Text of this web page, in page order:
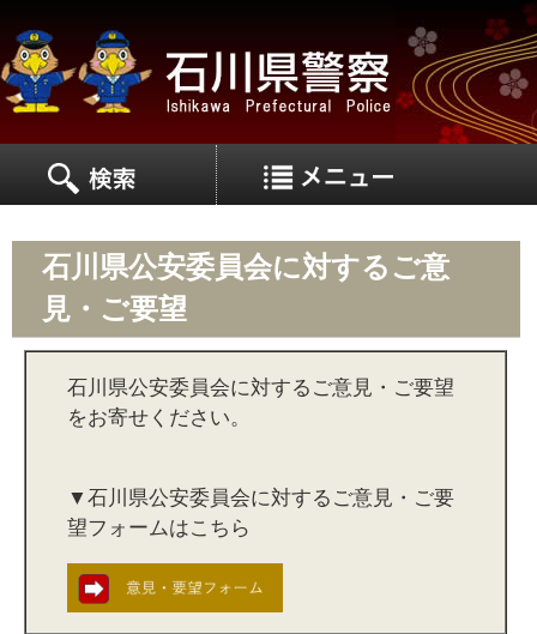
石川県公安委員会に対するご意
見・ご要望
石川県公安委員会に対するご意見・ご要望
をお寄せください。
▼石川県公安委員会に対するご意見・ご要
望フォームはこちら